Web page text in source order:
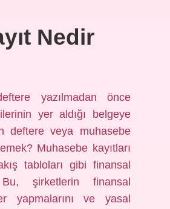
Nedir
yazılmadan önce
yer aldığı belgeye
deftere veya muhasebe
Muhasebe kayıtları
tabloları gibi finansal
şirketlerin finansal
yapmalarını ve yasal